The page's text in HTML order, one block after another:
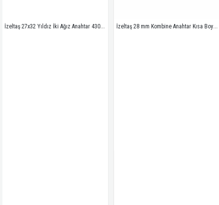
İzeltaş 27x32 Yıldız İki Ağız Anahtar 430032732 İzeltaş 28 mm Kombine Anahtar Kısa Boy 320020028